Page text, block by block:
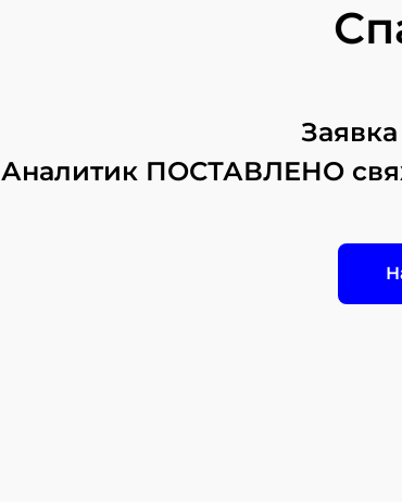
Аналитик ПОСТАВЛЕНО